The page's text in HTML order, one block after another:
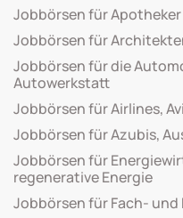
Jobbörsen für Apotheker
Jobbörsen für
Jobbörsen für die
Autowerkstatt
Jobbörsen für Airlines,
Jobbörsen für Azubis,
Jobbörsen für
regenerative Energie
Jobbörsen für Fach-